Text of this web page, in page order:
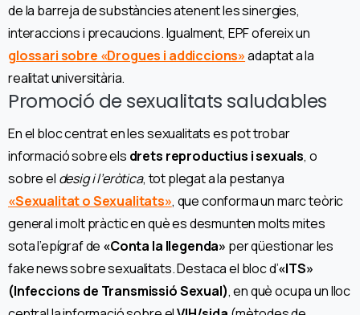
de la barreja de substàncies atenent les sinergies,
interaccions i precaucions. Igualment, EPF ofereix un
glossari sobre «Drogues i addiccions»adaptat a la
realitat universitària.
Promoció de sexualitats saludables
En el bloc centrat en les sexualitats es pot trobar
informació sobre els drets reproductius i sexuals, o
sobre el desig i l’eròtica, tot plegat a la pestanya
«Sexualitat o Sexualitats», que conforma un marc teòric
general i molt pràctic en què es desmunten molts mites
sota l’epígraf de «Conta la llegenda» per qüestionar les
fake news sobre sexualitats. Destaca el bloc d’«ITS»
(Infeccions de Transmissió Sexual), en què ocupa un lloc